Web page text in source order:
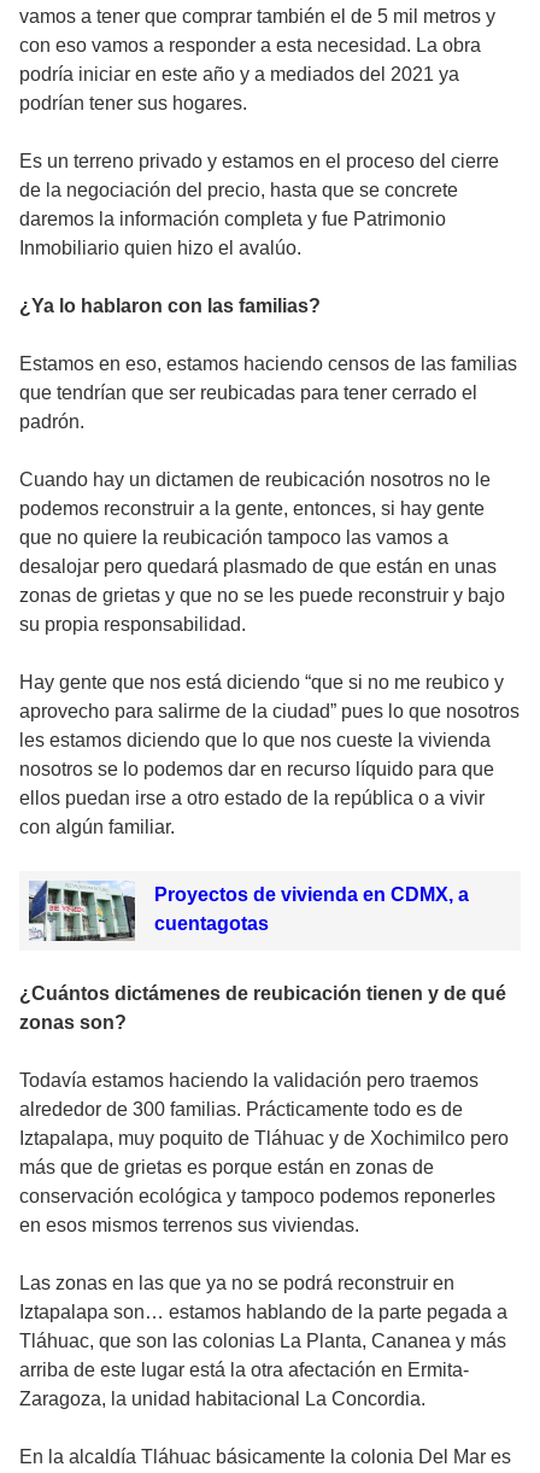
vamos a tener que comprar también el de 5 mil metros y
con eso vamos a responder a esta necesidad. La obra
podría iniciar en este año y a mediados del 2021 ya
podrían tener sus hogares.
Es un terreno privado y estamos en el proceso del cierre
de la negociación del precio, hasta que se concrete
daremos la información completa y fue Patrimonio
Inmobiliario quien hizo el avalúo.
¿Ya lo hablaron con las familias?
Estamos en eso, estamos haciendo censos de las familias
que tendrían que ser reubicadas para tener cerrado el
padrón.
Cuando hay un dictamen de reubicación nosotros no le
podemos reconstruir a la gente, entonces, si hay gente
que no quiere la reubicación tampoco las vamos a
desalojar pero quedará plasmado de que están en unas
zonas de grietas y que no se les puede reconstruir y bajo
su propia responsabilidad.
Hay gente que nos está diciendo “que si no me reubico y
aprovecho para salirme de la ciudad” pues lo que nosotros
les estamos diciendo que lo que nos cueste la vivienda
nosotros se lo podemos dar en recurso líquido para que
ellos puedan irse a otro estado de la república o a vivir
con algún familiar.
Proyectos de vivienda en CDMX, a
cuentagotas
¿Cuántos dictámenes de reubicación tienen y de qué
zonas son?
Todavía estamos haciendo la validación pero traemos
alrededor de 300 familias. Prácticamente todo es de
Iztapalapa, muy poquito de Tláhuac y de Xochimilco pero
más que de grietas es porque están en zonas de
conservación ecológica y tampoco podemos reponerles
en esos mismos terrenos sus viviendas.
Las zonas en las que ya no se podrá reconstruir en
Iztapalapa son… estamos hablando de la parte pegada a
Tláhuac, que son las colonias La Planta, Cananea y más
arriba de este lugar está la otra afectación en Ermita-
Zaragoza, la unidad habitacional La Concordia.
En la alcaldía Tláhuac básicamente la colonia Del Mar es